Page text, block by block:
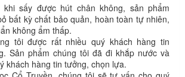
sấy được hút chân không, sản phẩm
bất kỳ chất bảo quản, hoàn toàn tự nhiên,
không ẩm thấp.
tôi được rất nhiều quý khách hàng tin
Sản phẩm chúng tôi đã đi khắp nước và
khách hàng tin tưởng, chọn lựa.